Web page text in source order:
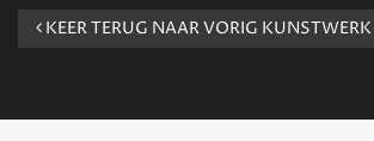
KEER TERUG NAAR VORIG KUNSTWERK